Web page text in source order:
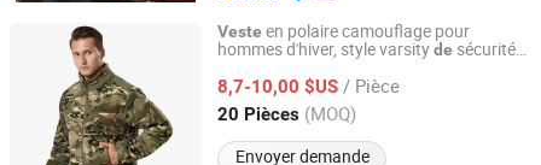
Veste en polaire camouflage pour
hommes d'hiver, style varsityde sécurité
8,7-10,00 $US / Pièce
20 Pièces (MOQ)
Envoyer demande
Songyang Huayili Garment Co., Ltd
Zhejiang, China Depuis 2025